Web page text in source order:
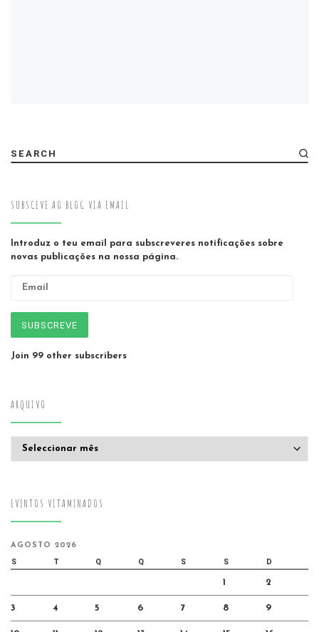
SEARCH
SUBSCEVE AO BLOG VIA EMAIL
Introduz o teu email para subscreveres notificações sobre
novas publicações na nossa página.
SUBSCREVE
Join 99 other subscribers
ARQUIVO
EVENTOS VITAMINADOS
AGOSTO 2026
S T Q Q S S D
1 2
3 4 5 6 7 8 9